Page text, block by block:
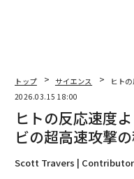
トップ サイエンス
ヒト
2026.03.15 18:00
ヒトの反応速度
ビの超高速攻撃
Scott Travers | Contributor